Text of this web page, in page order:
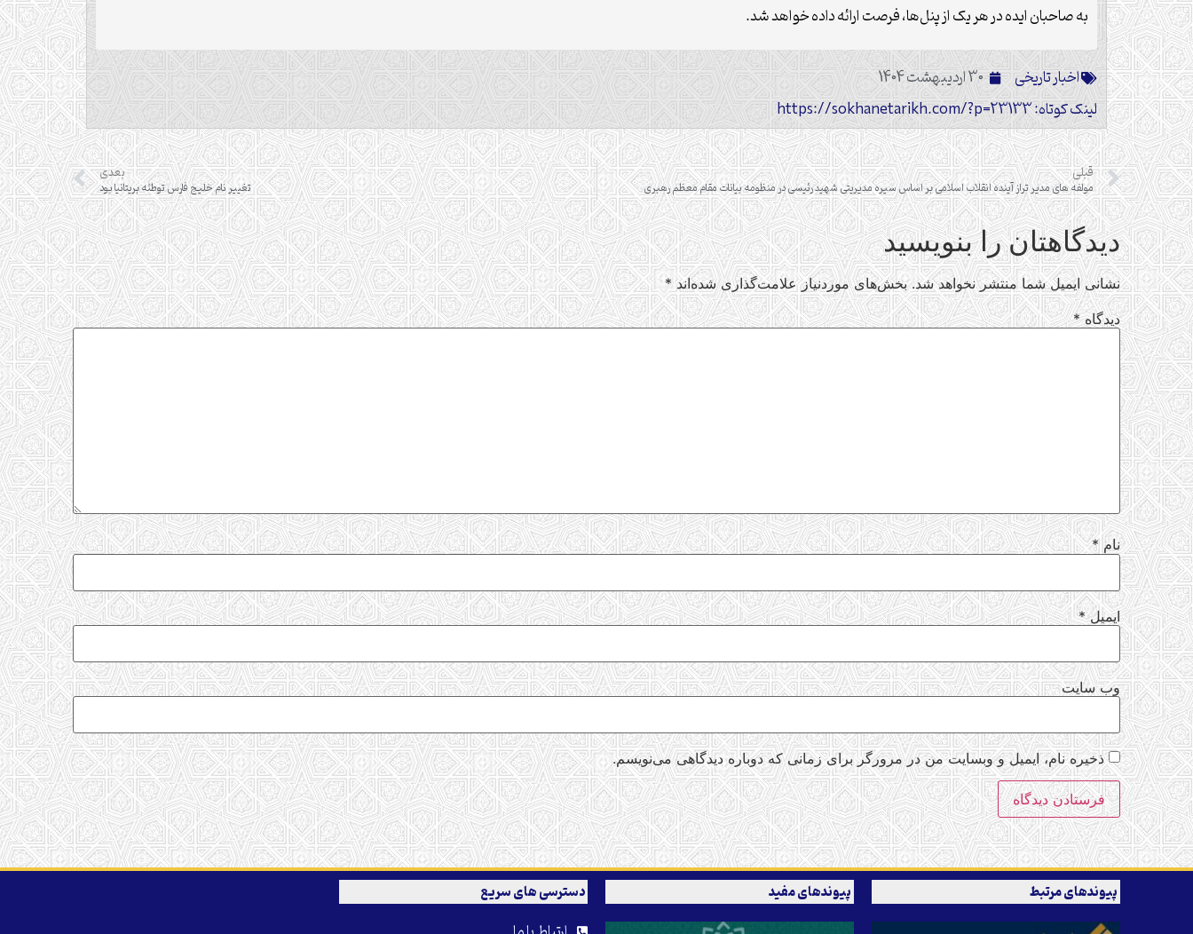
به صاحبان ایده در هر یک از پنل‌ها، فرصت ارائه داده خواهد شد.
اخبار تاریخی
30 اردیبهشت 1404
لینک کوتاه: https://sokhanetarikh.com/?p=23133
قبلی
مولفه های مدیر تراز آینده انقلاب اسلامی بر اساس سیره مدیریتی شهید رئیسی در منظومه بیانات مقام معظم رهبری
بعدی
تغییر نام خلیج فارس توطئه بریتانیا بود
دیدگاهتان را بنویسید
نشانی ایمیل شما منتشر نخواهد شد. بخش‌های موردنیاز علامت‌گذاری شده‌اند *
دیدگاه*
نام *
ایمیل*
وب‌ سایت
ذخیره نام، ایمیل و وبسایت من در مرورگر برای زمانی که دوباره دیدگاهی می‌نویسم.
پیوندهای مرتبط پیوندهای مفید دسترسی های سریع